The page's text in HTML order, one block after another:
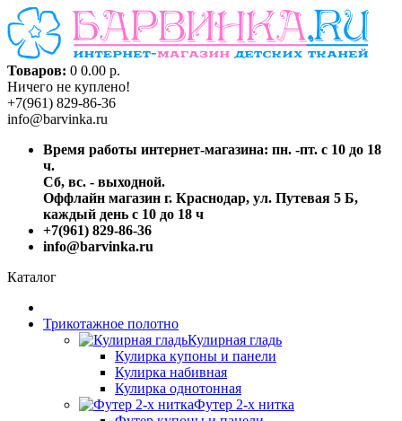
Товаров: 0 0.00 р.
Ничего не куплено!
+7(961) 829-86-36
info@barvinka.ru
Время работы интернет-магазина: пн. -пт. с 10 до 18
ч.
Сб, вс. - выходной.
Оффлайн магазин г. Краснодар, ул. Путевая 5 Б,
каждый день с 10 до 18 ч
+7(961) 829-86-36
info@barvinka.ru
Каталог
Трикотажное полотно
Кулирная гладь
Кулирка купоны и панели
Кулирка набивная
Кулирка однотонная
Футер 2-х нитка